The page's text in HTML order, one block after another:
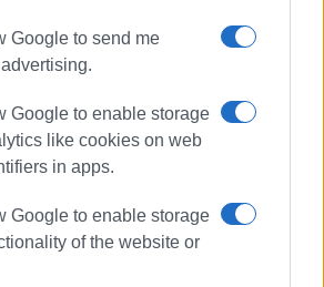
Google to send me
Google to enable storage
like cookies on web
in apps.
Google to enable storage
of the website or
Εκδόσεις Ενημέρωση από το
ευθύνης. Ειδικεύεται στις
το ελεύθερο και το